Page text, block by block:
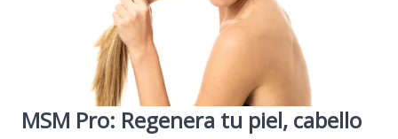
MSM Pro: Regenera tu piel, cabello